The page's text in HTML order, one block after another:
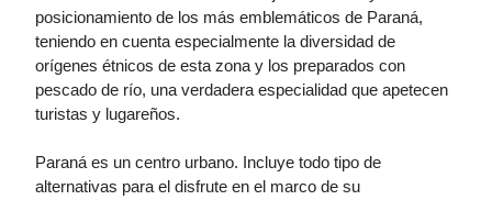
posicionamiento de los más emblemáticos de Paraná,
teniendo en cuenta especialmente la diversidad de
orígenes étnicos de esta zona y los preparados con
pescado de río, una verdadera especialidad que apetecen
turistas y lugareños.
Paraná es un centro urbano. Incluye todo tipo de
alternativas para el disfrute en el marco de su